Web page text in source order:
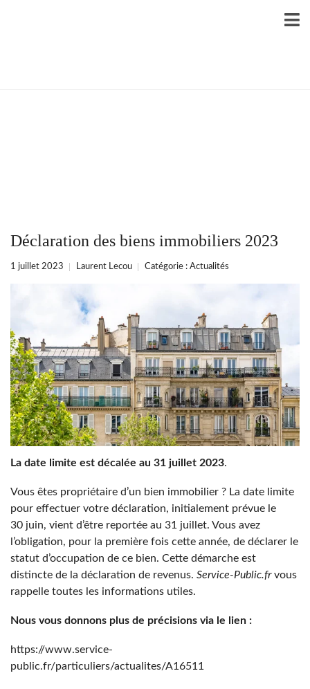
Déclaration des biens immobiliers 2023
1 juillet 2023 Laurent Lecou Catégorie : Actualités
La date limite est décalée au 31 juillet 2023.
Vous êtes propriétaire d’un bien immobilier ? La date limite
pour effectuer votre déclaration, initialement prévue le
30 juin, vient d’être reportée au 31 juillet. Vous avez
l’obligation, pour la première fois cette année, de déclarer le
statut d’occupation de ce bien. Cette démarche est
distincte de la déclaration de revenus. Service-Public.frvous
rappelle toutes les informations utiles.
Nous vous donnons plus de précisions via le lien :
https://www.service-
public.fr/particuliers/actualites/A16511